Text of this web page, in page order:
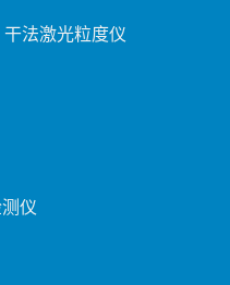
干法激光粒度仪
仪